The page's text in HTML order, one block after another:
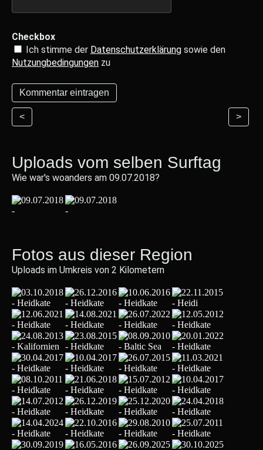
Checkbox
Ich stimme der Datenschutzerklärung sowie den
Nutzungbedingungen zu
< >
Uploads vom selben Surftag
Wie war's woanders am 09.07.2018?
Fotos aus dieser Region
Uploads im Umkreis von 2 Kilometern